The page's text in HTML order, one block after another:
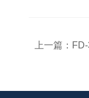
上一篇：